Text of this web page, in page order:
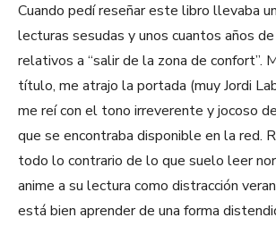
Cuando pedí reseñar este libro llevaba
lecturas sesudas y unos cuantos años
relativos a “salir de la zona de confort”.
título, me atrajo la portada (muy Jordi
me reí con el tono irreverente y jocoso
que se encontraba disponible en la red.
todo lo contrario de lo que suelo leer
anime a su lectura como distracción
está bien aprender de una forma